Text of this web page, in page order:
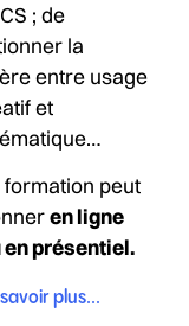
; de
la
entre usage
et
formation peut
en ligne
présentiel.
plus...